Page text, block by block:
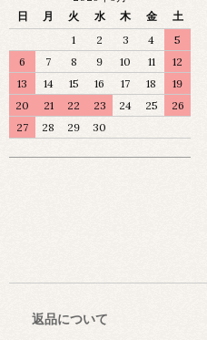
日
月 火 水 木 金
土
1
2 3 4
5
6
7 8 9 10 11
12
13
14 15 16 17 18
19
20
21 22 23 24 25
26
27
28 29 30
返品について